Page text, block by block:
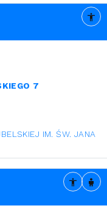
7
IM. ŚW. JANA